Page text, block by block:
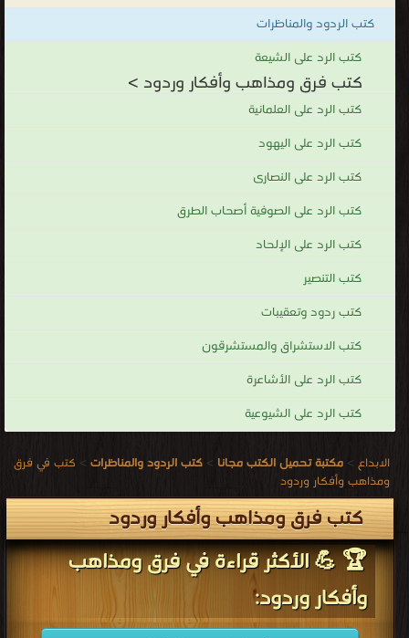
، غير أن المُلفت للنظر أن بعض التيارات الإسلامية كان قيداً على فكرِ
وتطور الأمة ونهضتها تلك التي لم تترك غريبا في الاعتقاد والتشدد إلا
ودَعَت اليه ، بينما بعضها الآخر كان مُعبّرا عن آمال الأمّة في القوة
والتقدم والنهضة. وهذا الركن خاص بكتب مجانيه للتحميل في الفرق
والمذاهب .
كتب الردود والمناظرات
كتب الرد على الشيعة
كتب فرق ومذاهب وأفكار وردود >
كتب الرد على العلمانية
كتب الرد على اليهود
كتب الرد على النصارى
كتب الرد على الصوفية أصحاب الطرق
كتب الرد على الإلحاد
كتب التنصير
كتب ردود وتعقيبات
كتب الاستشراق والمستشرقون
كتب الرد على الأشاعرة
كتب الرد على الشيوعية
الابداع > مكتبة تحميل الكتب مجانا > كتب الردود والمناظرات > كتب في فرق
ومذاهب وأفكار وردود
كتب فرق ومذاهب وأفكار وردود
🏆 💪 الأكثر قراءة في فرق ومذاهب
وأفكار وردود: